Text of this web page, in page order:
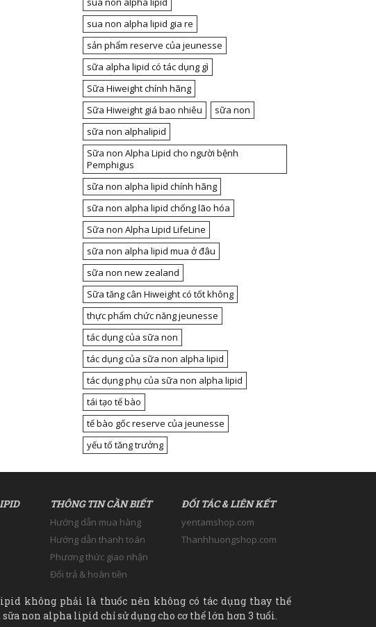
sua non alpha lipid gia re
sản phẩm reserve của jeunesse
sữa alpha lipid có tác dụng gì
Sữa Hiweight chính hãng
Sữa Hiweight giá bao nhiêu
sữa non
sữa non alphalipid
Sữa non Alpha Lipid cho người bệnh
Pemphigus
sữa non alpha lipid chính hãng
sữa non alpha lipid chống lão hóa
Sữa non Alpha Lipid LifeLine
sữa non alpha lipid mua ở đâu
sữa non new zealand
Sữa tăng cân Hiweight có tốt không
thực phẩm chức năng jeunesse
tác dụng của sữa non
tác dụng của sữa non alpha lipid
tác dụng phụ của sữa non alpha lipid
tái tạo tế bào
tế bào gốc reserve của jeunesse
yếu tố tăng trưởng
THÔNG TIN CẦN BIẾT
Hướng dẫn mua hàng
Hướng dẫn thanh toán
Phương thức giao nhận
Đổi trả & hoàn tiền
ĐỐI TÁC & LIÊN KẾT
yentamshop.com
Thanhhuongshop.com
không phải là thuốc nên không có tác dụng thay thế
sữa non alpha lipid chỉ sử dụng cho cơ thể lớn hơn 3 tuổi.